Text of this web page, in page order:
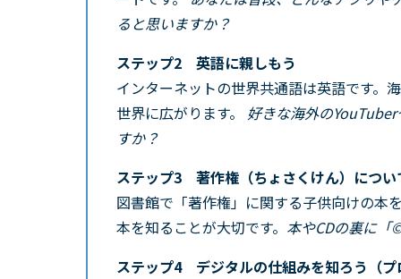
ると思いますか？
ステップ2 英語に親しもう
インターネットの世界共通語は英語です。
世界に広がります。 好きな海外の
すか？
ステップ3 著作権（ちょさくけん）につい
図書館で「著作権」に関する子供向けの本
本を知ることが大切です。 本やCDの裏に「
ステップ4 デジタルの仕組みを知ろう（プ